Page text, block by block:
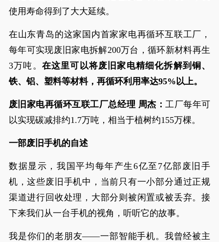
使用寿命得到了大大延续。
在山东青岛的这家国内首家家电再循环互联工厂，
每年可实现废旧家电拆解200万台，循环新材料再生
3万吨。 在这里可以将废旧家电精细化拆解到铜、
铁、铝、塑料等材料，再循环利用率达95%以上。
废旧家电再循环互联工厂总经理 周杰：工厂每年可
以实现碳减排约1.7万吨，相当于植树约155万棵。
一部废旧手机的自述
数据显示，我国平均每年产生6亿至7亿部废旧手
机，这些废旧手机中，当前只有一小部分通过正规
渠道进行回收处理，大部分则被闲置或被丢弃。接
下来我们从一台手机的视角，听听它的故事。
我是你们的老朋友——一部智能手机。我曾经被主